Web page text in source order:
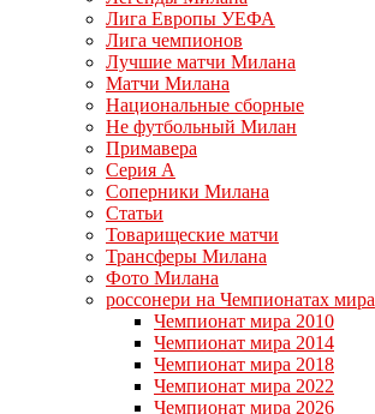
Лига Европы УЕФА
Лига чемпионов
Лучшие матчи Милана
Матчи Милана
Национальные сборные
Не футбольный Милан
Примавера
Серия А
Соперники Милана
Статьи
Товарищеские матчи
Трансферы Милана
Фото Милана
россонери на Чемпионатах мира
Чемпионат мира 2010
Чемпионат мира 2014
Чемпионат мира 2018
Чемпионат мира 2022
Чемпионат мира 2026